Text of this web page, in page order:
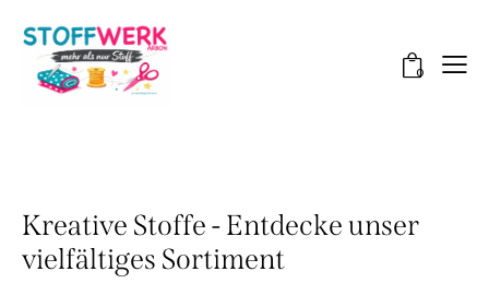
0
Kreative Stoffe - Entdecke unser
vielfältiges Sortiment